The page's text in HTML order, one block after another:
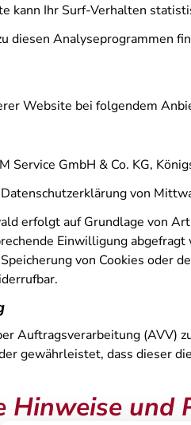
kann Ihr Surf-Verhalten
diesen Analyseprogrammen
Website bei folgendem
Service GmbH & Co. KG,
von
erfolgt auf Grundlage von
Einwilligung
von Cookies oder
Auftragsverarbeitung (AVV)
gewährleistet, dass dieser
Hinweise und